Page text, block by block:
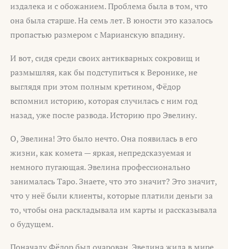
издалека и с обожанием. Проблема была в том, что
она была старше. На семь лет. В юности это казалось
пропастью размером с Марианскую впадину.
И вот, сидя среди своих антикварных сокровищ и
размышляя, как бы подступиться к Веронике, не
выглядя при этом полным кретином, Фёдор
вспомнил историю, которая случилась с ним год
назад, уже после развода. Историю про Эвелину.
О, Эвелина! Это было нечто. Она появилась в его
жизни, как комета — яркая, непредсказуемая и
немного пугающая. Эвелина профессионально
занималась Таро. Знаете, что это значит? Это значит,
что у неё были клиенты, которые платили деньги за
то, чтобы она раскладывала им карты и рассказывала
о будущем.